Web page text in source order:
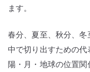
ます。
春分、夏至、秋分、
中で切り出すための
陽・月・地球の位置